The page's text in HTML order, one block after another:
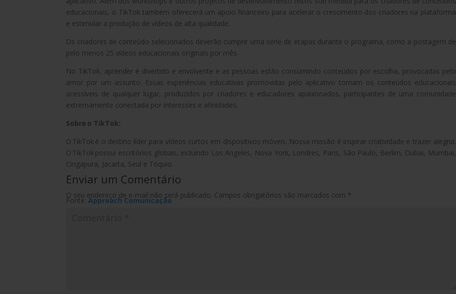
educacionais, o TikTok também oferecerá um apoio financeiro para acelerar o crescimento dos criadores na plataforma
e estimular a produção de vídeos de alta qualidade.
Os criadores de conteúdo selecionados deverão cumprir uma série de etapas durante o programa, como a postagem de
pelo menos 25 vídeos educacionais originais por mês.
No TikTok, aprender é divertido e envolvente e as pessoas estão consumindo conteúdos por escolha, provocadas pelo
amor por um assunto. Essas experiências educativas promovidas pelo aplicativo tornam os conteúdos educacionais
acessíveis de qualquer lugar, produzidos por criadores e educadores apaixonados, participantes de uma comunidade
extremamente conectada por interesses e afinidades.
Sobre o TikTok:
O TikTok é o destino líder para vídeos curtos em dispositivos móveis. Nossa missão é inspirar criatividade e trazer alegria.
O TikTok possui escritórios globais, incluindo Los Angeles, Nova York, Londres, Paris, São Paulo, Berlim, Dubai, Mumbai,
Cingapura, Jacarta, Seul e Tóquio.
Fonte:Approach Comunicação
Enviar um Comentário
O seu endereço de e-mail não será publicado. Campos obrigatórios são marcados com *